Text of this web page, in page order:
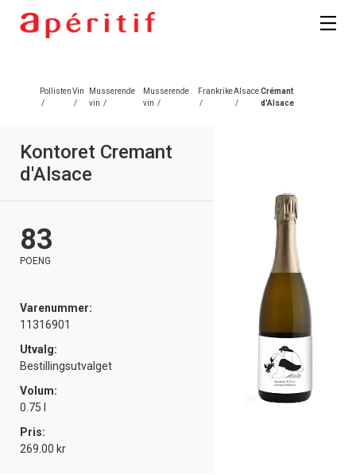
Pollisten
/
Vin
/
Musserende
vin /
Musserende
vin /
Frankrike
/
Alsace
/
Crémant
d'Alsace
Kontoret Cremant
d'Alsace
83
POENG
Varenummer:
11316901
Utvalg:
Bestillingsutvalget
Volum:
0.75 l
Pris:
269.00 kr